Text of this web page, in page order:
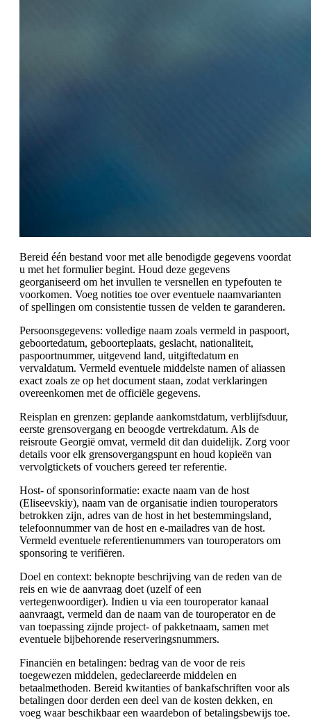
Bereid één bestand voor met alle benodigde gegevens voordat
u met het formulier begint. Houd deze gegevens
georganiseerd om het invullen te versnellen en typefouten te
voorkomen. Voeg notities toe over eventuele naamvarianten
of spellingen om consistentie tussen de velden te garanderen.
Persoonsgegevens: volledige naam zoals vermeld in paspoort,
geboortedatum, geboorteplaats, geslacht, nationaliteit,
paspoortnummer, uitgevend land, uitgiftedatum en
vervaldatum. Vermeld eventuele middelste namen of aliassen
exact zoals ze op het document staan, zodat verklaringen
overeenkomen met de officiële gegevens.
Reisplan en grenzen: geplande aankomstdatum, verblijfsduur,
eerste grensovergang en beoogde vertrekdatum. Als de
reisroute Georgië omvat, vermeld dit dan duidelijk. Zorg voor
details voor elk grensovergangspunt en houd kopieën van
vervolgtickets of vouchers gereed ter referentie.
Host- of sponsorinformatie: exacte naam van de host
(Eliseevskiy), naam van de organisatie indien touroperators
betrokken zijn, adres van de host in het bestemmingsland,
telefoonnummer van de host en e-mailadres van de host.
Vermeld eventuele referentienummers van touroperators om
sponsoring te verifiëren.
Doel en context: beknopte beschrijving van de reden van de
reis en wie de aanvraag doet (uzelf of een
vertegenwoordiger). Indien u via een touroperator kanaal
aanvraagt, vermeld dan de naam van de touroperator en de
van toepassing zijnde project- of pakketnaam, samen met
eventuele bijbehorende reserveringsnummers.
Financiën en betalingen: bedrag van de voor de reis
toegewezen middelen, gedeclareerde middelen en
betaalmethoden. Bereid kwitanties of bankafschriften voor als
betalingen door derden een deel van de kosten dekken, en
voeg waar beschikbaar een waardebon of betalingsbewijs toe.